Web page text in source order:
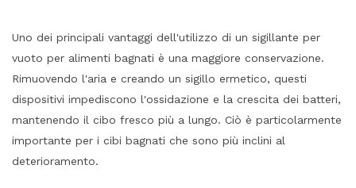
Uno dei principali vantaggi dell'utilizzo di un sigillante per
vuoto per alimenti bagnati è una maggiore conservazione.
Rimuovendo l'aria e creando un sigillo ermetico, questi
dispositivi impediscono l'ossidazione e la crescita dei batteri,
mantenendo il cibo fresco più a lungo. Ciò è particolarmente
importante per i cibi bagnati che sono più inclini al
deterioramento.